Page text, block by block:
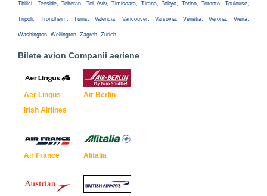
Tbilisi, Teeside, Teheran, Tel Aviv, Timisoara, Tirana, Tokyo, Torino, Toronto, Toulouse,
Tripoli, Trondheim, Tunis, Valencia, Vancouver, Varsovia, Venetia, Verona, Viena,
Washington, Wellington, Zagreb, Zurich
Bilete avion Companii aeriene
Aer Lingus
Irish Airlines
Air Berlin
Air France Alitalia